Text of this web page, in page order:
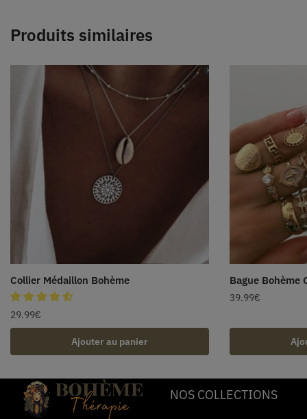
Produits similaires
Collier Médaillon Bohème
29.99€
Ajouter au panier
Bague Bohème
39.99€
NOS COLLECTIONS